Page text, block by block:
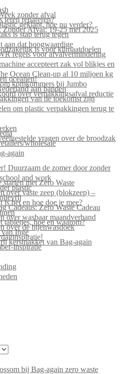
zonder afval
leren repareren?
geklapt, hoe nu verder?
Zonder Afval: 19-25 mei 2025
is stap terug tegen
dat hoogwaardige
is voor klimaatdoelen
regels voor afvalvermindering
accepteert zak vol blikjes en
Ocean Clean-up al 10 miljoen kg
oceanen!
komkommers bij Jumbo
aan banden
over verpakkingsafval reductie
van de toekomst zijn
om plastic verpakkingen terug te
vragen over de broodzak
wholesale
again
Duurzaam de zomer door zonder
and work
starten met Zero Waste
plastic
over vaste zeep (blokzeep) –
het en hoe doe je mee?
Cadeaus: Zero Waste Cadeau
over wasbaar maandverband
tabletjes, hoe en waarom?
over de bijenwasdoek
Inge
kerstpakket van Bag-again
inspiratie